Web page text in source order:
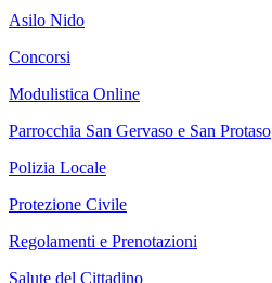
Asilo Nido
Concorsi
Modulistica Online
Parrocchia San Gervaso e San Protaso
Polizia Locale
Protezione Civile
Regolamenti e Prenotazioni
Salute del Cittadino